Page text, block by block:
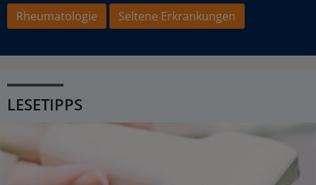
Rheumatologie
Seltene Erkrankungen
LESETIPPS